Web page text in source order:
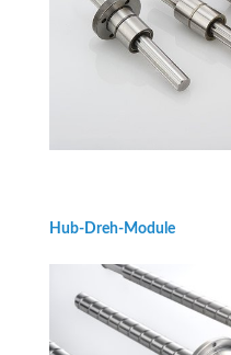
Hub-Dreh-Module